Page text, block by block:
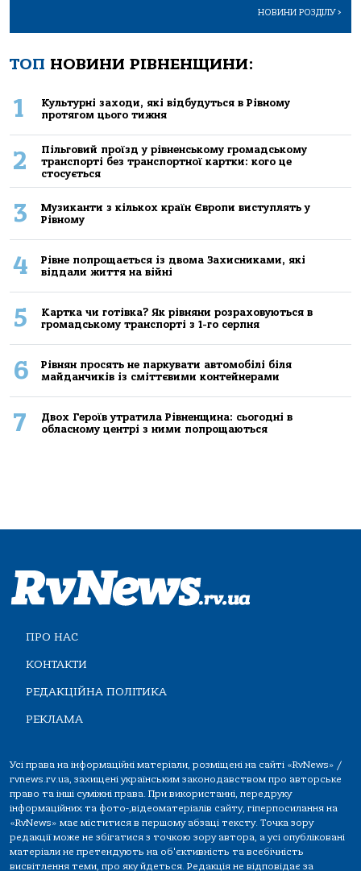
НОВИНИ РОЗДІЛУ>
ТОП НОВИНИ РІВНЕНЩИНИ:
1
Культурні заходи, які відбудуться в Рівному
протягом цього тижня
2
Пільговий проїзд у рівненському громадському
транспорті без транспортної картки: кого це
стосується
3
Музиканти з кількох країн Європи виступлять у
Рівному
4
Рівне попрощається із двома Захисниками, які
віддали життя на війні
5
Картка чи готівка? Як рівняни розраховуються в
громадському транспорті з 1-го серпня
6
Рівнян просять не паркувати автомобілі біля
майданчиків із сміттєвими контейнерами
7
Двох Героїв утратила Рівненщина: сьогодні в
обласному центрі з ними попрощаються
ПРО НАС
КОНТАКТИ
РЕДАКЦІЙНА ПОЛІТИКА
РЕКЛАМА
Усі права на інформаційні матеріали, розміщені на сайті «RvNews» /
rvnews.rv.ua, захищені українським законодавством про авторське
право та інші суміжні права. При використанні, передруку
інформаційних та фото-,відеоматеріалів сайту, гіперпосилання на
«RvNews» має міститися в першому абзаці тексту. Точка зору
редакції може не збігатися з точкою зору автора, а усі опубліковані
матеріали не претендують на об'єктивність та всебічність
висвітлення теми, про яку йдеться. Редакція не відповідає за